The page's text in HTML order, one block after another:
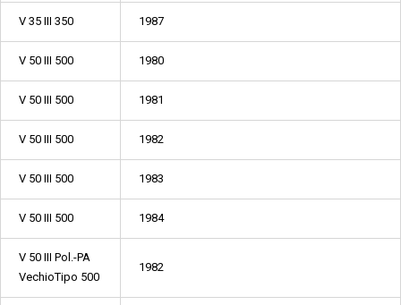
V 35 III 350 1987
V 50 III 500 1980
V 50 III 500 1981
V 50 III 500 1982
V 50 III 500 1983
V 50 III 500 1984
V 50 III Pol.-PA
VechioTipo 500
1982